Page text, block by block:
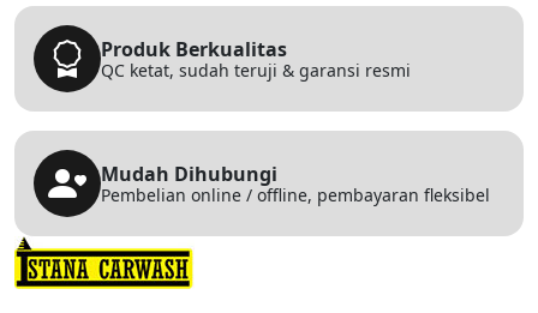
Produk Berkualitas
QC ketat, sudah teruji & garansi resmi
Mudah Dihubungi
Pembelian online / offline, pembayaran fleksibel